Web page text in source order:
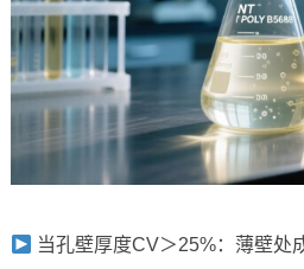
当孔壁厚度CV＞25%：薄壁处